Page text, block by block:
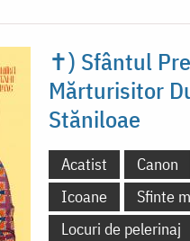
✝) Sfântul
Mărturisitor
Stăniloae
Acatist Canon
Icoane
Sfinte
Locuri de pelerinaj